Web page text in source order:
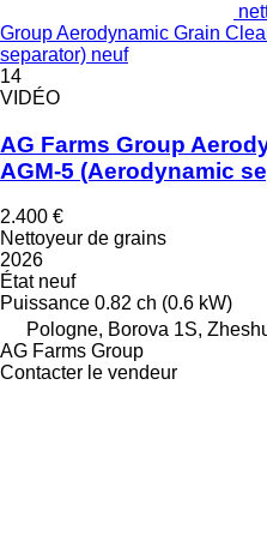
Group Aerodynamic Grain
separator) neuf
14
VIDÉO
AG Farms Group
AGM-5 (Aerodynamic
2.400 €
Nettoyeur de grains
2026
Étatneuf
Puissance 0.82 ch (0.6 kW)
Pologne, Borova 1S,
AG Farms Group
Contacter le vendeur